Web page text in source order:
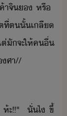
า​จิ​​ ​หรื​
ต​ั้​เลี​
​ัจะ​ให้​คื่​
ศา​//
ห​้ะ​!​!​"​ ​ ​ั่ไ​ ​ขี้​